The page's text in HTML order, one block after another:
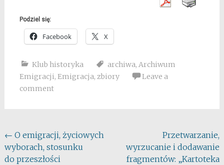
Podziel się:
Facebook X
Klub historyka archiwa, Archiwum
Emigracji, Emigracja, zbiory
Leave a
comment
Post
navigation
← O emigracji, życiowych
wyborach, stosunku
do przeszłości
Przetwarzanie,
wyrzucanie i dodawanie
fragmentów: „Kartoteka